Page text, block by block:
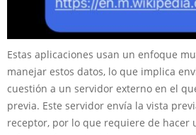
Estas aplicaciones usan un enfoque
manejar estos datos, lo que implica
cuestión a un servidor externo en el
previa. Este servidor envía la vista
receptor, por lo que requiere de hacer